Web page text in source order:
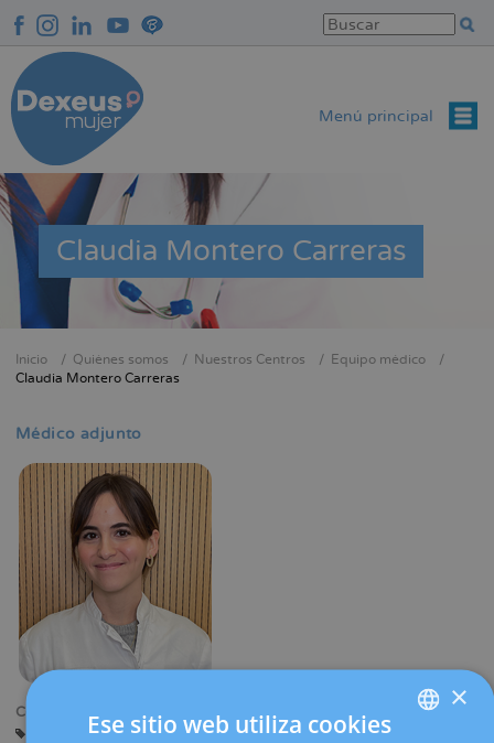
contenido
principal
Menú principal
Claudia Montero Carreras
Sobrescribir
de
ayuda
a
la
navegación
Inicio Quiénes somos Nuestros Centros
Equipo médico
Claudia Montero Carreras
Médico adjunto
Centros:
Barcelona
×
Ese sitio web utiliza cookies